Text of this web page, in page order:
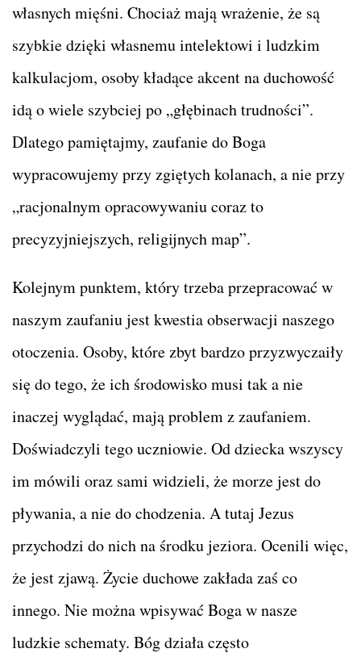
własnych mięśni. Chociaż mają wrażenie, że są
szybkie dzięki własnemu intelektowi i ludzkim
kalkulacjom, osoby kładące akcent na duchowość
idą o wiele szybciej po „głębinach trudności”.
Dlatego pamiętajmy, zaufanie do Boga
wypracowujemy przy zgiętych kolanach, a nie przy
„racjonalnym opracowywaniu coraz to
precyzyjniejszych, religijnych map”.
Kolejnym punktem, który trzeba przepracować w
naszym zaufaniu jest kwestia obserwacji naszego
otoczenia. Osoby, które zbyt bardzo przyzwyczaiły
się do tego, że ich środowisko musi tak a nie
inaczej wyglądać, mają problem z zaufaniem.
Doświadczyli tego uczniowie. Od dziecka wszyscy
im mówili oraz sami widzieli, że morze jest do
pływania, a nie do chodzenia. A tutaj Jezus
przychodzi do nich na środku jeziora. Ocenili więc,
że jest zjawą. Życie duchowe zakłada zaś co
innego. Nie można wpisywać Boga w nasze
ludzkie schematy. Bóg działa często